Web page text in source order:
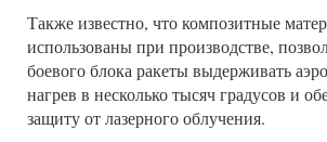
Также известно, что композитные
использованы при производстве,
боевого блока ракеты выдерживать
нагрев в несколько тысяч градусов и
защиту от лазерного облучения.